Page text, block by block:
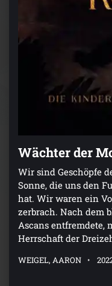
Wächter der
Wir sind Geschöpfe
Sonne, die uns den
hat. Wir waren ein
zerbrach. Nach dem
Ascans entfremdete,
Herrschaft der
WEIGEL, AARON